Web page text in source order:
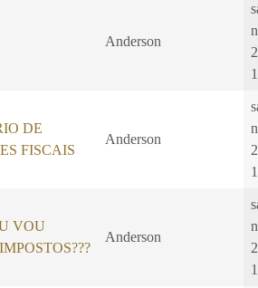
Anderson
DE
FISCAIS
Anderson
VOU
Anderson